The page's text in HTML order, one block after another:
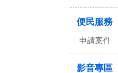
便民服務
申請案件
影音專區